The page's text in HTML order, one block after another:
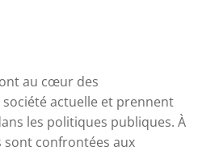
au cœur des
actuelle et prennent
les politiques publiques. À
confrontées aux